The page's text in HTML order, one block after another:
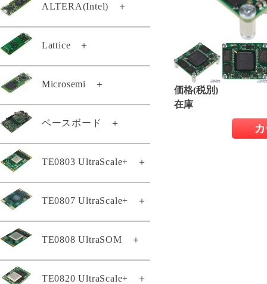
29174
29294
TEC0117-01
TEC0117-01-A
ALTERA(Intel) ＋
TEI0003-03-QFCR4A
TEF0008-02-D
TEF0008-03-D
TEI0001-04-DBC83A
TEI0001-04-DBC87A
TEI0001-04-FBC84A
TEI0001-04-FBC88A
TEI0003-03-QFCT4A
TEI0004-02
TEI0005-02
TEI0005-02-T
TEI0006-03-220-5I
TEI0006-04-ALE13A
Lattice ＋
TE0887-04-M
TE0889-03
TEL0001-02
TEL0001-03-CG41A
Microsemi ＋
TEM0001-01A-ABC-2
TEM0001-02-ABC42-A
TEM0002-02-010CA
TEM0005-02-010I
TEM0007-01-CAA11-A
TEM0007-01-CAD31-A
TEM0007-01-CBD11-A
TEM0007-01-CHE11-A
TEMB0001-01
ベースボード ＋
TE0701-06
TE0703-07
TE0705-04
TE0706-04-A
TEB0707-02
TEB0724-02
TEB0728-02
TE0803 UltraScale+ ＋
TE0803-04-2AE11-A
TE0803-04-2BE11-A
TE0803-04-3AE11-A
TE0803-04-3AE11-AK
TE0803-04-3BE11-A
TE0807 UltraScale+ ＋
TE0807専用ヒートシンク
TE0807-02-4BE21-A
TE0808 UltraSOM ＋
TE0808スタータキット
TE0820 UltraScale+ ＋
価格(税別)
在庫